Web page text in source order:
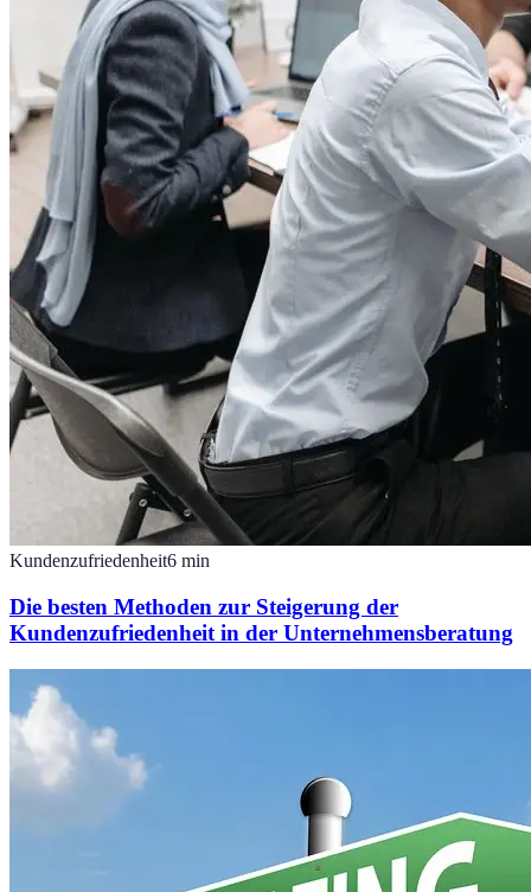
Kundenzufriedenheit6 min
Die besten Methoden zur Steigerung der
Kundenzufriedenheit in der Unternehmensberatung